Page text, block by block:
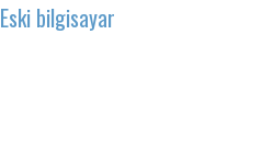
Eski bilgisayar